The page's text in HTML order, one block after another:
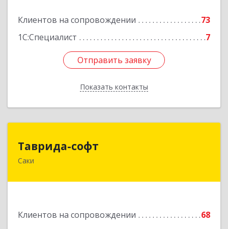
Клиентов на сопровождении
73
1С:Специалист
7
Отправить заявку
Показать контакты
Отправить заявку
Назад
Таврида-софт
Саки
Клиентов на сопровождении
68
Подробнее